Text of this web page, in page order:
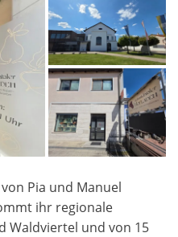
Pia und Manuel
ihr regionale
Waldviertel und von 15